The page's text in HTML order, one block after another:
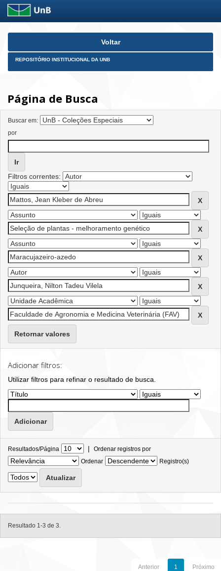
Skip
Voltar
REPOSITÓRIO INSTITUCIONAL DA UNB
Página de Busca
Buscar em:
por
Filtros correntes:
Retornar valores
Adicionar filtros:
Utilizar filtros para refinar o resultado de busca.
Resultados/Página | Ordenar registros por
Ordenar
Registro(s)
Resultado 1-3 de 3.
Anterior 1 Próximo